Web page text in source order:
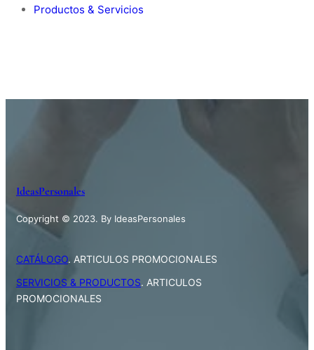
Productos & Servicios
IdeasPersonales
Copyright © 2023. By IdeasPersonales
CATÁLOGO. ARTICULOS PROMOCIONALES
SERVICIOS & PRODUCTOS. ARTICULOS
PROMOCIONALES